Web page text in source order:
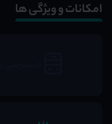
امکانات و ویژگی ها